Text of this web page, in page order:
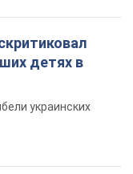
детях в
украинских